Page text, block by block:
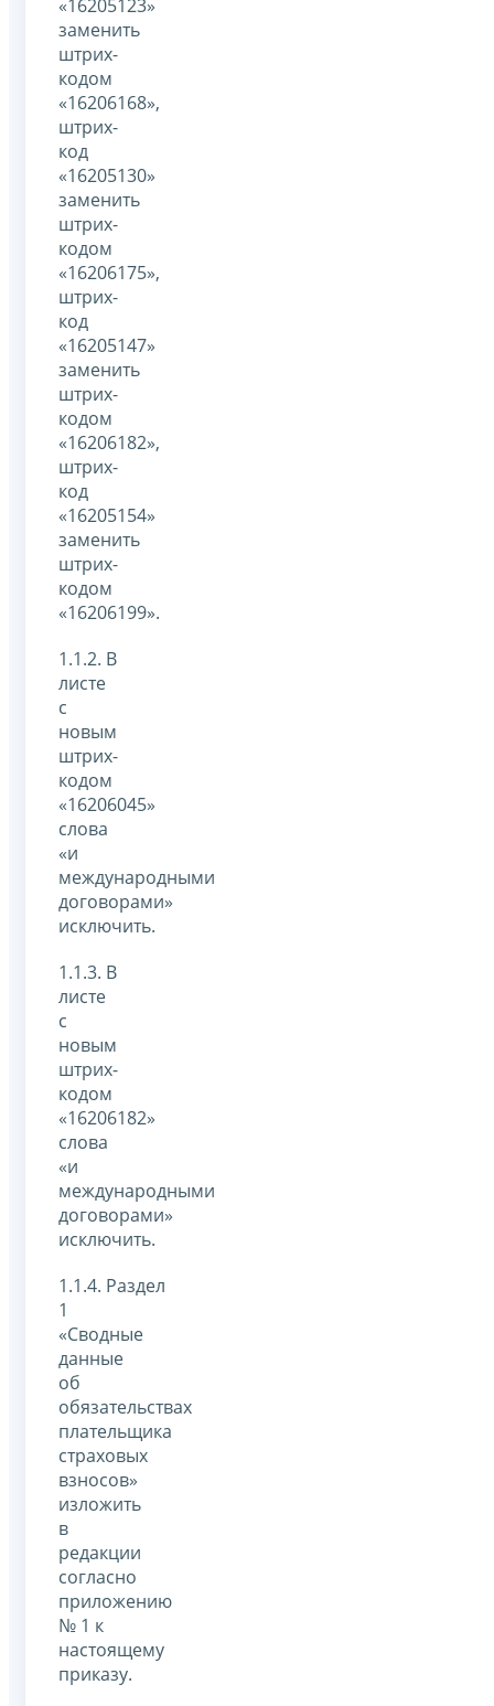
«16205123»
заменить
штрих-
кодом
«16206168»,
штрих-
код
«16205130»
заменить
штрих-
кодом
«16206175»,
штрих-
код
«16205147»
заменить
штрих-
кодом
«16206182»,
штрих-
код
«16205154»
заменить
штрих-
кодом
«16206199».
1.1.2. В
листе
с
новым
штрих-
кодом
«16206045»
слова
«и
международными
договорами»
исключить.
1.1.3. В
листе
с
новым
штрих-
кодом
«16206182»
слова
«и
международными
договорами»
исключить.
1.1.4. Раздел
1
«Сводные
данные
об
обязательствах
плательщика
страховых
взносов»
изложить
в
редакции
согласно
приложению
№ 1 к
настоящему
приказу.